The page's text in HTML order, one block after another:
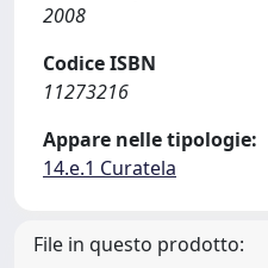
2008
Codice ISBN
11273216
Appare nelle tipologie:
14.e.1 Curatela
File in questo prodotto: